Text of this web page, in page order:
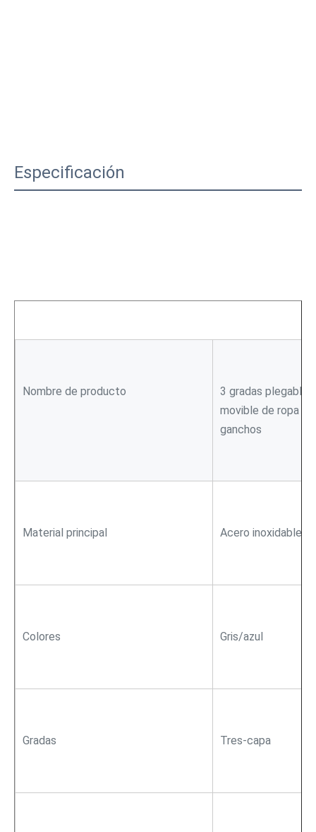
Especificación
Nombre de producto
3 gradas
movible de ropa
ganchos
Material principal Acero inoxidable
Colores Gris/azul
Gradas Tres-capa